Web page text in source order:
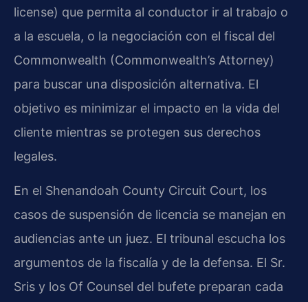
license) que permita al conductor ir al trabajo o
a la escuela, o la negociación con el fiscal del
Commonwealth (Commonwealth’s Attorney)
para buscar una disposición alternativa. El
objetivo es minimizar el impacto en la vida del
cliente mientras se protegen sus derechos
legales.
En el Shenandoah County Circuit Court, los
casos de suspensión de licencia se manejan en
audiencias ante un juez. El tribunal escucha los
argumentos de la fiscalía y de la defensa. El Sr.
Sris y los Of Counsel del bufete preparan cada